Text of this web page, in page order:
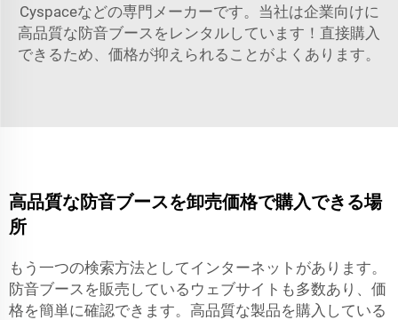
Cyspaceなどの専門メーカーです。当社は企業向けに
高品質な防音ブースをレンタルしています！直接購入
できるため、価格が抑えられることがよくあります。
高品質な防音ブースを卸売価格で購入できる場
所
もう一つの検索方法としてインターネットがあります。
防音ブースを販売しているウェブサイトも多数あり、価
格を簡単に確認できます。高品質な製品を購入している